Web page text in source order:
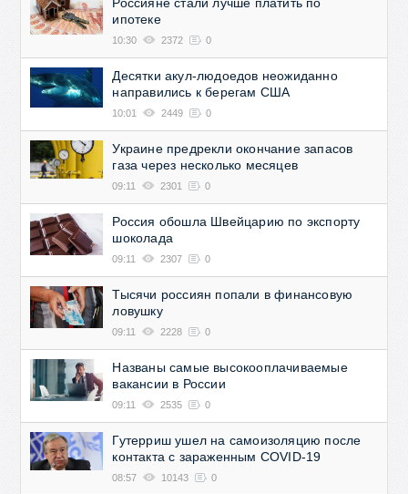
Россияне стали лучше платить по
ипотеке
10:30 2372 0
Десятки акул-людоедов неожиданно
направились к берегам США
10:01 2449 0
Украине предрекли окончание запасов
газа через несколько месяцев
09:11 2301 0
Россия обошла Швейцарию по экспорту
шоколада
09:11 2307 0
Тысячи россиян попали в финансовую
ловушку
09:11 2228 0
Названы самые высокооплачиваемые
вакансии в России
09:11 2535 0
Гутерриш ушел на самоизоляцию после
контакта с зараженным COVID-19
08:57 10143 0